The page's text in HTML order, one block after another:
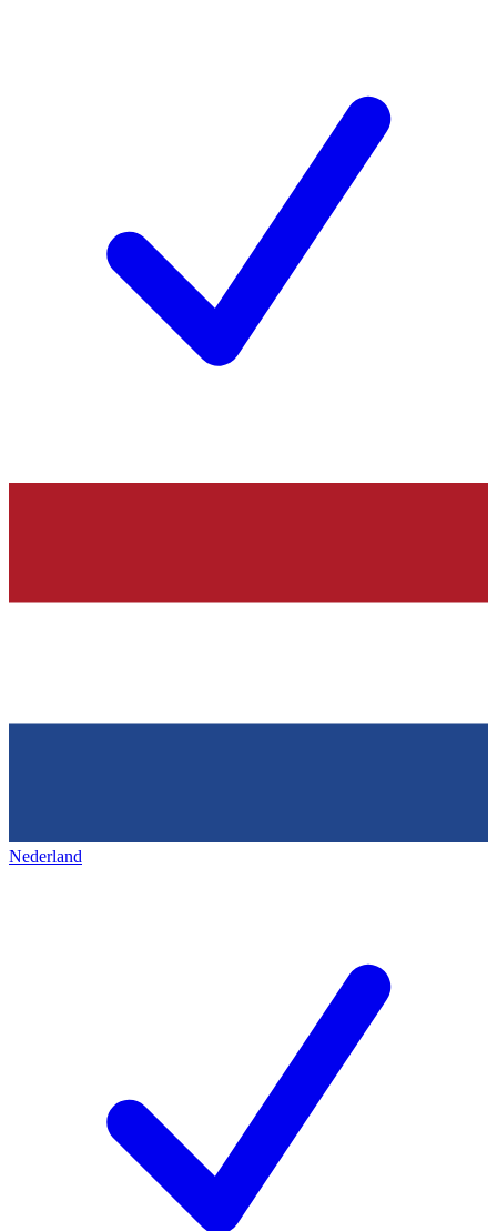
Nederland